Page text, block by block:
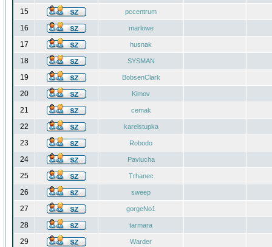
15 pccentrum
16 marlowe
17 husnak
18 SYSMAN
19 BobsenClark
20 Kimov
21 cemak
22 karelstupka
23 Robodo
24 Pavlucha
25 Trhanec
26 sweep
27 gorgeNo1
28 tarmara
29 Warder